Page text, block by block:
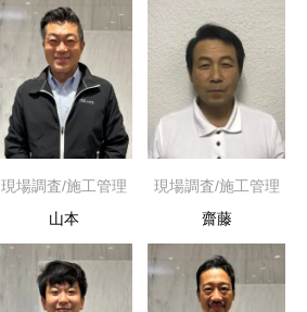
現場調査/施工管理
山本
現場調査/施工管理
齋藤